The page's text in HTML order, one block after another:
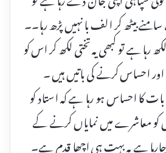
بیٹھ کر الف با نہیں پڑھ رہا۔۔
رہا ہے تو کبھی یہ تختی لکھ کر اس کو
اور احساس کرنے کی باتیں ہیں ۔
کا احساس ہو رہا ہے کہ استاد کو
معاشرے میں نمایاں کرنے کے
جارہا ہے یہ بہت ہی اچھا قدم ہے۔